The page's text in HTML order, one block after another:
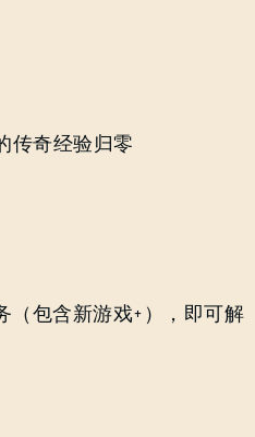
传奇经验归零
（包含新游戏+），即可解